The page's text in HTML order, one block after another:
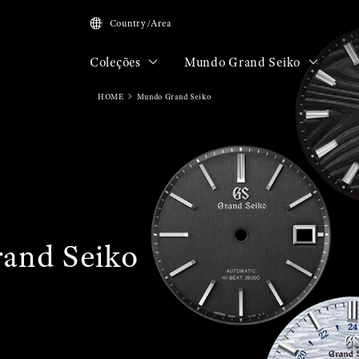
Country/Area
Coleções Mundo Grand Seiko
HOME Mundo Grand Seiko
Seiko